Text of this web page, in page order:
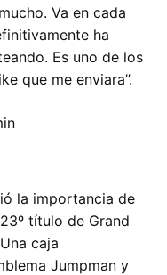
Va en cada
ha
Es uno de los
que me enviara”.
la importancia de
título de Grand
caja
Jumpman y